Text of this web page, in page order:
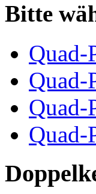
Bitte